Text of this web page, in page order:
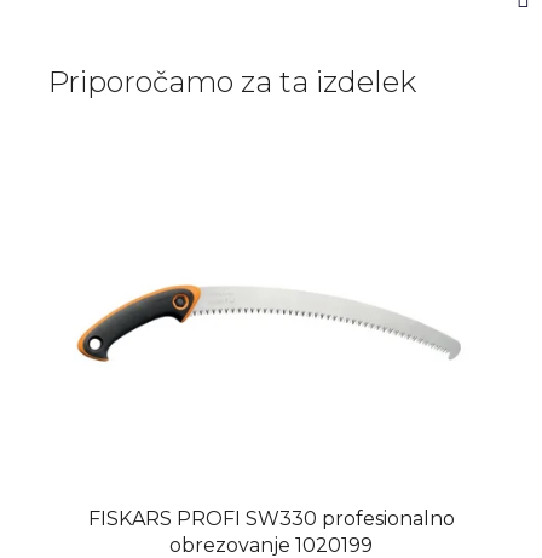
Priporočamo za ta izdelek
FISKARS PROFI SW330 profesionalno
obrezovanje 1020199